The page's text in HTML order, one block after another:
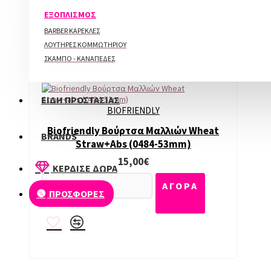
ΕΞΟΠΛΙΣΜΟΣ
BARBER ΚΑΡΕΚΛΕΣ
ΛΟΥΤΗΡΕΣ ΚΟΜΜΩΤΗΡΙΟΥ
ΣΚΑΜΠΟ - ΚΑΝΑΠΕΔΕΣ
ΕΙΔΗ ΠΡΟΣΤΑΣΙΑΣ
BRANDS
ΚΕΡΔΙΣΕ ΔΩΡΑ
ΠΡΟΣΦΟΡΕΣ
BIOFRIENDLY
Biofriendly Bούρτσα Μαλλιών Wheat
Straw+abs (0484-53mm)
15,00€
ΑΓΟΡΑ